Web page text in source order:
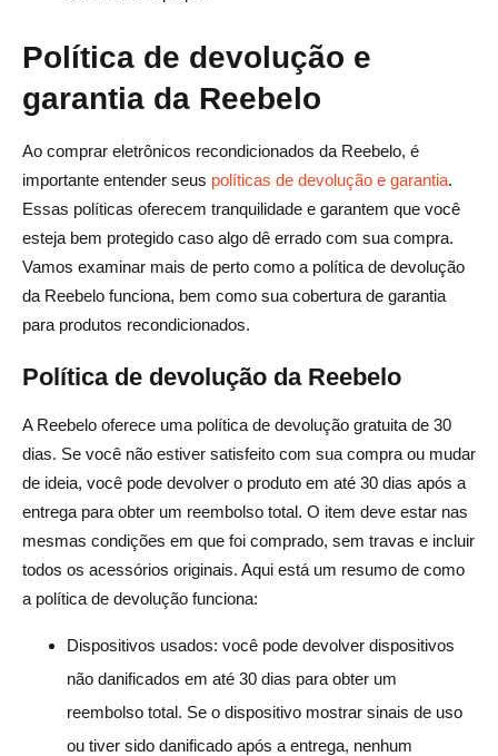
Política de devolução e
garantia da Reebelo
Ao comprar eletrônicos recondicionados da Reebelo, é
importante entender seus políticas de devolução e garantia.
Essas políticas oferecem tranquilidade e garantem que você
esteja bem protegido caso algo dê errado com sua compra.
Vamos examinar mais de perto como a política de devolução
da Reebelo funciona, bem como sua cobertura de garantia
para produtos recondicionados.
Política de devolução da Reebelo
A Reebelo oferece uma política de devolução gratuita de 30
dias. Se você não estiver satisfeito com sua compra ou mudar
de ideia, você pode devolver o produto em até 30 dias após a
entrega para obter um reembolso total. O item deve estar nas
mesmas condições em que foi comprado, sem travas e incluir
todos os acessórios originais. Aqui está um resumo de como
a política de devolução funciona:
Dispositivos usados: você pode devolver dispositivos
não danificados em até 30 dias para obter um
reembolso total. Se o dispositivo mostrar sinais de uso
ou tiver sido danificado após a entrega, nenhum